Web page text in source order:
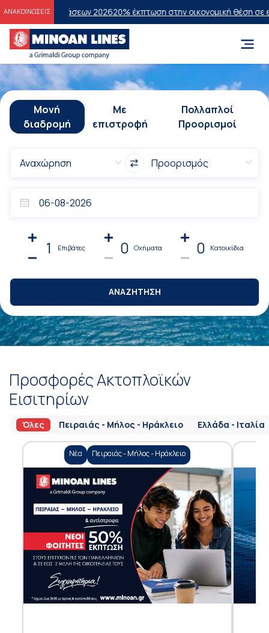
ΑΝΑΚΟΙΝΩΣΕΙΣ
2026 20% έκπτωση στην οικονομική θέση σε επιλεγμένα
Μονή
διαδρομή
Με
επιστροφή
Πολλαπλοί
Προορισμοί
1 Επιβάτες 0 Οχήματα 0 Κατοικίδια
ΑΝΑΖΗΤΗΣΗ
Προσφορές Ακτοπλοϊκών
Εισιτηρίων
Όλες Πειραιάς - Μήλος - Ηράκλειο Ελλάδα - Ιταλία
Νέα Πειραιάς - Μήλος - Ηράκλειο